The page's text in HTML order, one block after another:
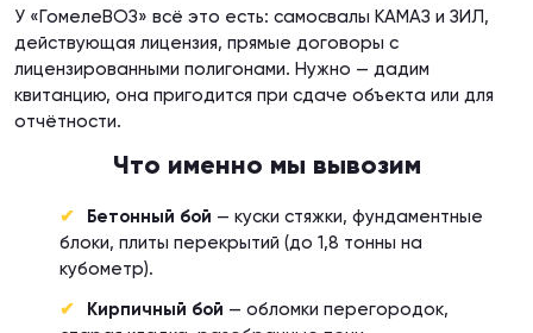
У «ГомелеВОЗ» всё это есть: самосвалы КАМАЗ и ЗИЛ,
действующая лицензия, прямые договоры с
лицензированными полигонами. Нужно — дадим
квитанцию, она пригодится при сдаче объекта или для
отчётности.
Что именно мы вывозим
Бетонный бой — куски стяжки, фундаментные
блоки, плиты перекрытий (до 1,8 тонны на
кубометр).
Кирпичный бой — обломки перегородок,